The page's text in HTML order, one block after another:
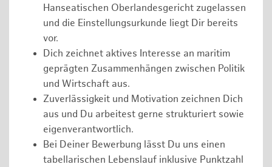
Hanseatischen Oberlandesgericht zugelassen
und die Einstellungsurkunde liegt Dir bereits
vor.
Dich zeichnet aktives Interesse an maritim
geprägten Zusammenhängen zwischen Politik
und Wirtschaft aus.
Zuverlässigkeit und Motivation zeichnen Dich
aus und Du arbeitest gerne strukturiert sowie
eigenverantwortlich.
Bei Deiner Bewerbung lässt Du uns einen
tabellarischen Lebenslauf inklusive Punktzahl